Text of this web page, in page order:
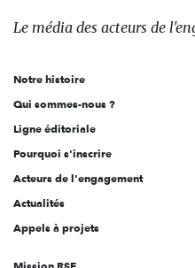
des
l'engagement
Le média des acteurs de
Notre histoire
Qui sommes-nous ?
Ligne éditoriale
Pourquoi s'inscrire
Acteurs de l'engagement
Actualités
Appels à projets